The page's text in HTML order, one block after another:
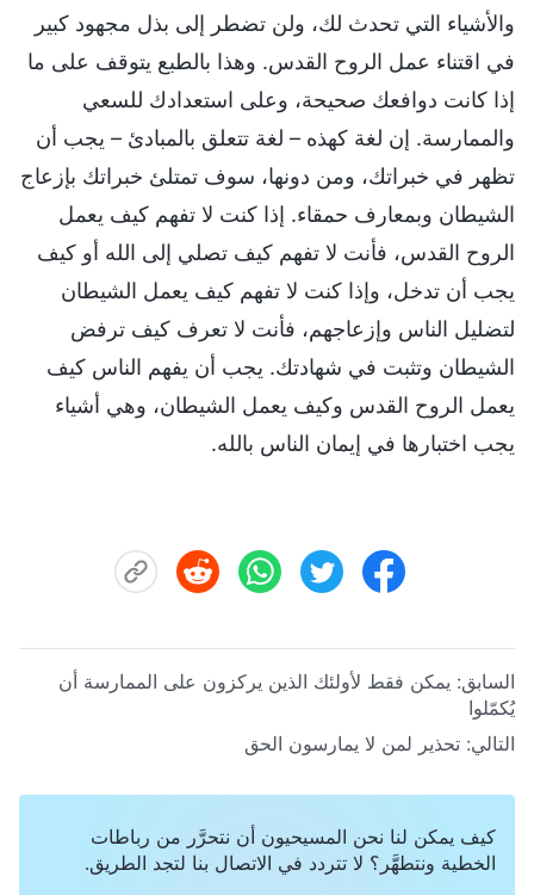
والأشياء التي تحدث لك، ولن تضطر إلى بذل مجهود كبير
في اقتناء عمل الروح القدس. وهذا بالطبع يتوقف على ما
إذا كانت دوافعك صحيحة، وعلى استعدادك للسعي
والممارسة. إن لغة كهذه – لغة تتعلق بالمبادئ – يجب أن
تظهر في خبراتك، ومن دونها، سوف تمتلئ خبراتك بإزعاج
الشيطان وبمعارف حمقاء. إذا كنت لا تفهم كيف يعمل
الروح القدس، فأنت لا تفهم كيف تصلي إلى الله أو كيف
يجب أن تدخل، وإذا كنت لا تفهم كيف يعمل الشيطان
لتضليل الناس وإزعاجهم، فأنت لا تعرف كيف ترفض
الشيطان وتثبت في شهادتك. يجب أن يفهم الناس كيف
يعمل الروح القدس وكيف يعمل الشيطان، وهي أشياء
يجب اختبارها في إيمان الناس بالله.
السابق: يمكن فقط لأولئك الذين يركزون على الممارسة أن
يُكمّلوا
التالي: تحذير لمن لا يمارسون الحق
كيف يمكن لنا نحن المسيحيون أن نتحرَّر من رباطات
الخطية ونتطهَّر؟ لا تتردد في الاتصال بنا لتجد الطريق.